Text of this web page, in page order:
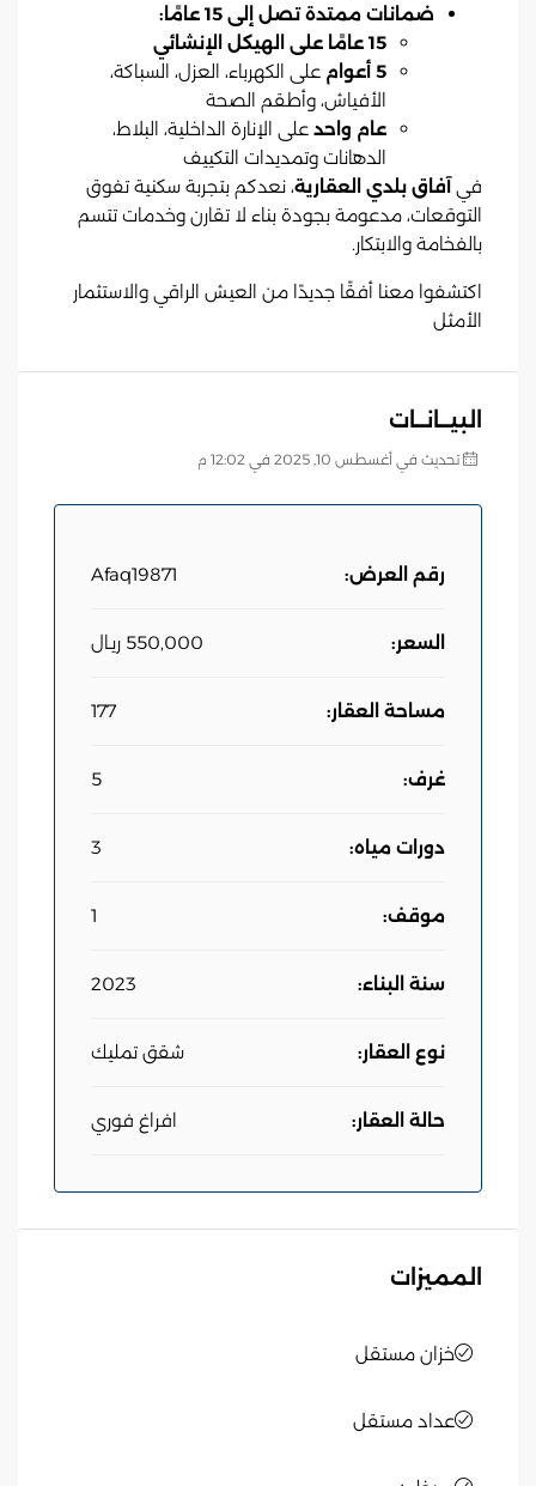
ضمانات ممتدة تصل إلى 15 عامًا:
15 عامًا على الهيكل الإنشائي
5 أعوام
على الكهرباء، العزل، السباكة،
الأفياش، وأطقم الصحة
عام واحد على الإنارة الداخلية، البلاط،
الدهانات وتمديدات التكييف
فيآفاق بلدي العقارية، نعدكم بتجربة سكنية تفوق
التوقعات، مدعومة بجودة بناء لا تقارن وخدمات تتسم
بالفخامة والابتكار.
اكتشفوا معنا أفقًا جديدًا من العيش الراقي والاستثمار
الأمثل
البيــانــات
تحديث في أغسطس 10, 2025 في 12:02 م
رقم العرض: Afaq19871
السعر: 550,000 ريـال
مساحة العقار: 177
غرف: 5
دورات مياه: 3
موقف: 1
سنة البناء: 2023
نوع العقار: شقق تمليك
حالة العقار: افراغ فوري
المميزات
خزان مستقل
عداد مستقل